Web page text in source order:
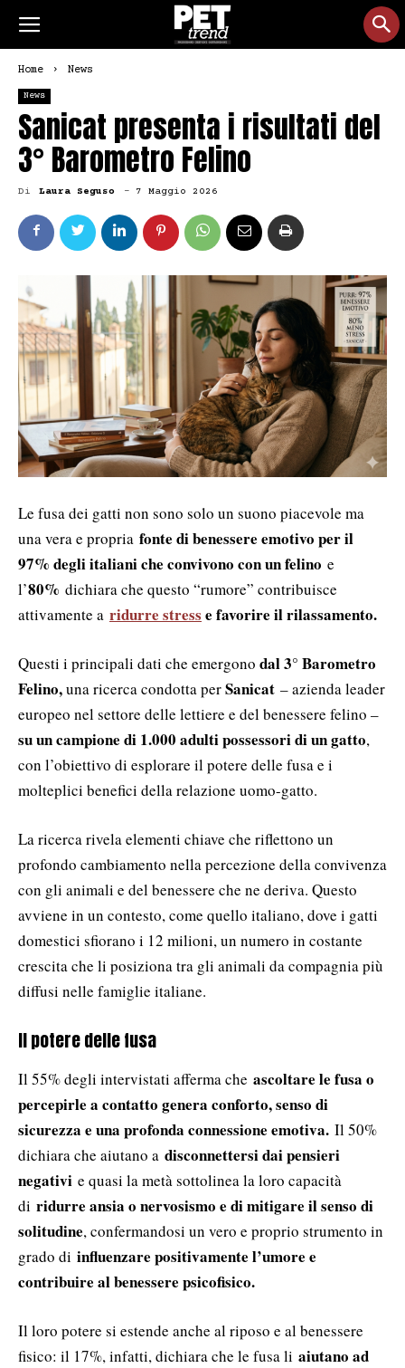
Home News
News
Sanicat presenta i risultati del
3° Barometro Felino
Di Laura Seguso - 7 Maggio 2026
Le fusa dei gatti non sono solo un suono piacevole ma
una vera e propria fonte di benessere emotivo per il
97% degli italiani che convivono con un felino e
l’80% dichiara che questo “rumore” contribuisce
attivamente a ridurre stress e favorire il rilassamento.
Questi i principali dati che emergono dal 3° Barometro
Felino,una ricerca condotta perSanicat – azienda leader
europeo nel settore delle lettiere e del benessere felino –
su un campione di 1.000 adulti possessori di un gatto,
con l’obiettivo di esplorare il potere delle fusa e i
molteplici benefici della relazione uomo-gatto.
La ricerca rivela elementi chiave che riflettono un
profondo cambiamento nella percezione della convivenza
con gli animali e del benessere che ne deriva. Questo
avviene in un contesto, come quello italiano, dove i gatti
domestici sfiorano i 12 milioni, un numero in costante
crescita che li posiziona tra gli animali da compagnia più
diffusi nelle famiglie italiane.
Il potere delle fusa
Il 55% degli intervistati afferma che ascoltare le fusa o
percepirle a contatto genera conforto, senso di
sicurezza e una profonda connessione emotiva. Il 50%
dichiara che aiutano a disconnettersi dai pensieri
negativi e quasi la metà sottolinea la loro capacità
di ridurre ansia o nervosismo e di mitigare il senso di
solitudine, confermandosi un vero e proprio strumento in
grado di influenzare positivamente l’umore e
contribuire al benessere psicofisico.
Il loro potere si estende anche al riposo e al benessere
fisico: il 17%, infatti, dichiara che le fusa li aiutano ad